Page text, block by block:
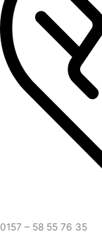
0157 – 58 55 76 35